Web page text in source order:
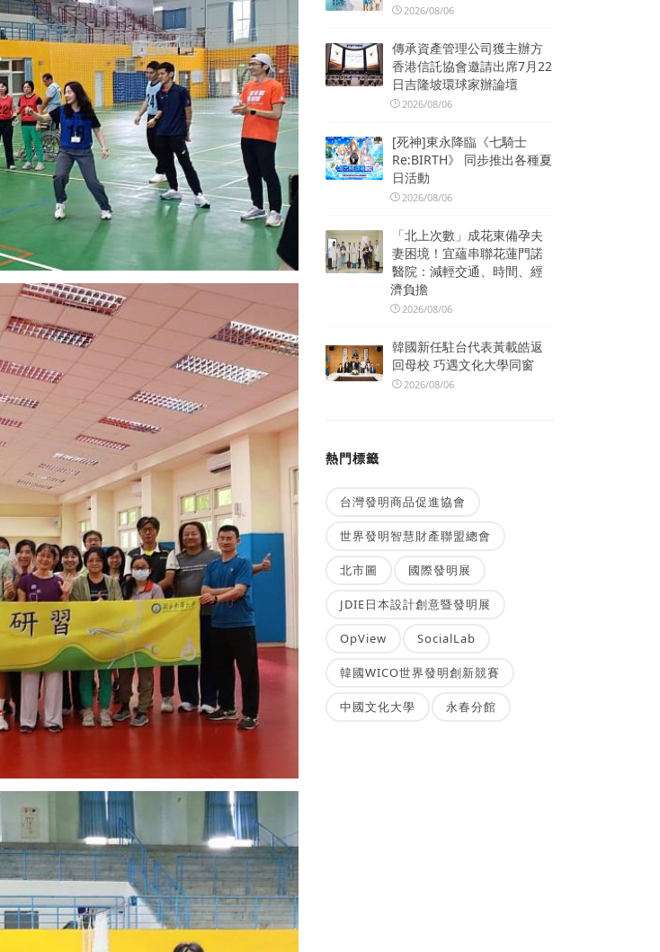
2026/08/06
傳承資產管理公司獲主辦方
香港信託協會邀請出席7月22
日吉隆坡環球家辦論壇
2026/08/06
[死神]東永降臨《七騎士
Re:BIRTH》 同步推出各種夏
日活動
2026/08/06
「北上次數」成花東備孕夫
妻困境！宜蘊串聯花蓮門諾
醫院：減輕交通、時間、經
濟負擔
2026/08/06
韓國新任駐台代表黃載皓返
回母校 巧遇文化大學同窗
2026/08/06
熱門標籤
台灣發明商品促進協會
世界發明智慧財產聯盟總會
北市圖 國際發明展
JDIE日本設計創意暨發明展
OpView SocialLab
韓國WICO世界發明創新競賽
中國文化大學 永春分館